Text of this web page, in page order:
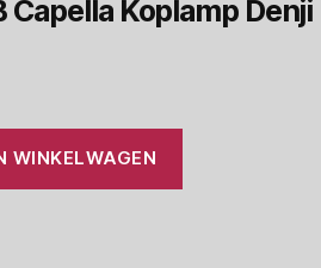
Capella Koplamp Denji
WINKELWAGEN